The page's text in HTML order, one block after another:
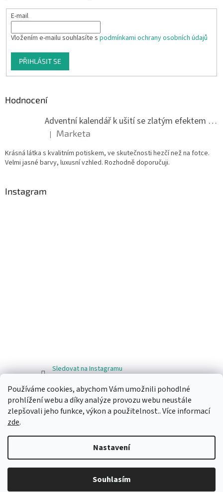
Používáme cookies, abychom Vám umožnili pohodlné
prohlížení webu a díky analýze provozu webu neustále
zlepšovali jeho funkce, výkon a použitelnost.. Více informací
zde.
Nastavení
Souhlasím
E-mail
Vložením e-mailu souhlasíte s podmínkami ochrany osobních údajů
PŘIHLÁSIT SE
Hodnocení
Adventní kalendář k ušití se zlatým efektem 042Q
Hodnocení produktu je 5 z 5 hvězdiček.
| Marketa
Krásná látka s kvalitním potiskem, ve skutečnosti hezčí než na fotce.
Velmi jasné barvy, luxusní vzhled. Rozhodně doporučuji.
Instagram
Sledovat na Instagramu
Facebook
Vytvořil Shoptet
Ragos.cz. Všechna práva vyhrazena.